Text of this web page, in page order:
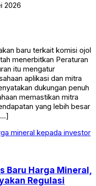
2026
baru terkait komisi ojol
menerbitkan Peraturan
itu mengatur
aplikasi dan mitra
dukungan penuh
memastikan mitra
yang lebih besar
Baru Harga Mineral,
Regulasi